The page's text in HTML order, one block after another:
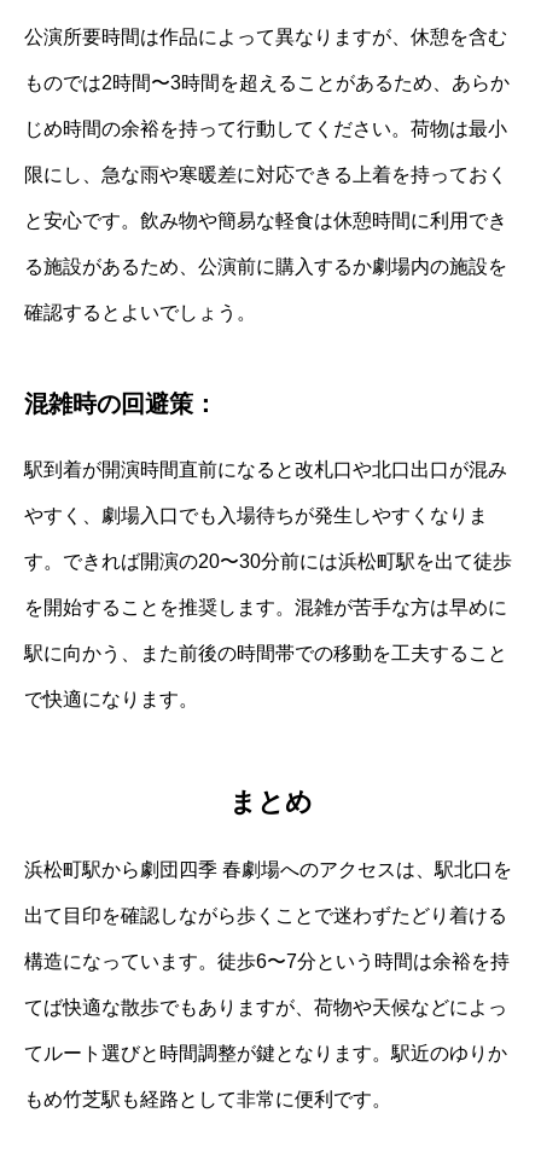
公演所要時間は作品によって異なりますが、休憩を含む
ものでは2時間〜3時間を超えることがあるため、あらか
じめ時間の余裕を持って行動してください。荷物は最小
限にし、急な雨や寒暖差に対応できる上着を持っておく
と安心です。飲み物や簡易な軽食は休憩時間に利用でき
る施設があるため、公演前に購入するか劇場内の施設を
確認するとよいでしょう。
混雑時の回避策：
駅到着が開演時間直前になると改札口や北口出口が混み
やすく、劇場入口でも入場待ちが発生しやすくなりま
す。できれば開演の20〜30分前には浜松町駅を出て徒歩
を開始することを推奨します。混雑が苦手な方は早めに
駅に向かう、また前後の時間帯での移動を工夫すること
で快適になります。
まとめ
浜松町駅から劇団四季 春劇場へのアクセスは、駅北口を
出て目印を確認しながら歩くことで迷わずたどり着ける
構造になっています。徒歩6〜7分という時間は余裕を持
てば快適な散歩でもありますが、荷物や天候などによっ
てルート選びと時間調整が鍵となります。駅近のゆりか
もめ竹芝駅も経路として非常に便利です。